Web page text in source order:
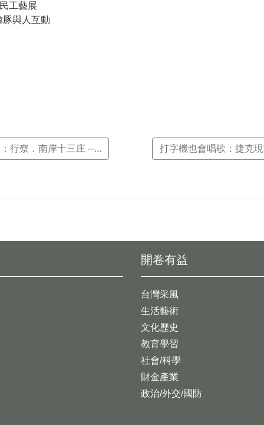
工藝展
與人互動
行尞．南岸十三庄 ─... 打字機也會唱歌：捷克
開卷有益
台灣采風
生活藝術
文化歷史
教育學習
社會/科學
財金產業
政治/外交/國防